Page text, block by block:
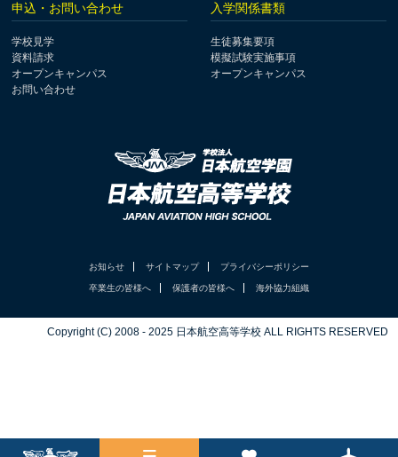
申込・お問い合わせ
学校見学
資料請求
オープンキャンパス
お問い合わせ
入学関係書類
生徒募集要項
模擬試験実施事項
オープンキャンパス
お知らせ サイトマップ プライバシーポリシー
卒業生の皆様へ 保護者の皆様へ 海外協力組織
Copyright (C) 2008 - 2025 日本航空高等学校 ALL RIGHTS RESERVED